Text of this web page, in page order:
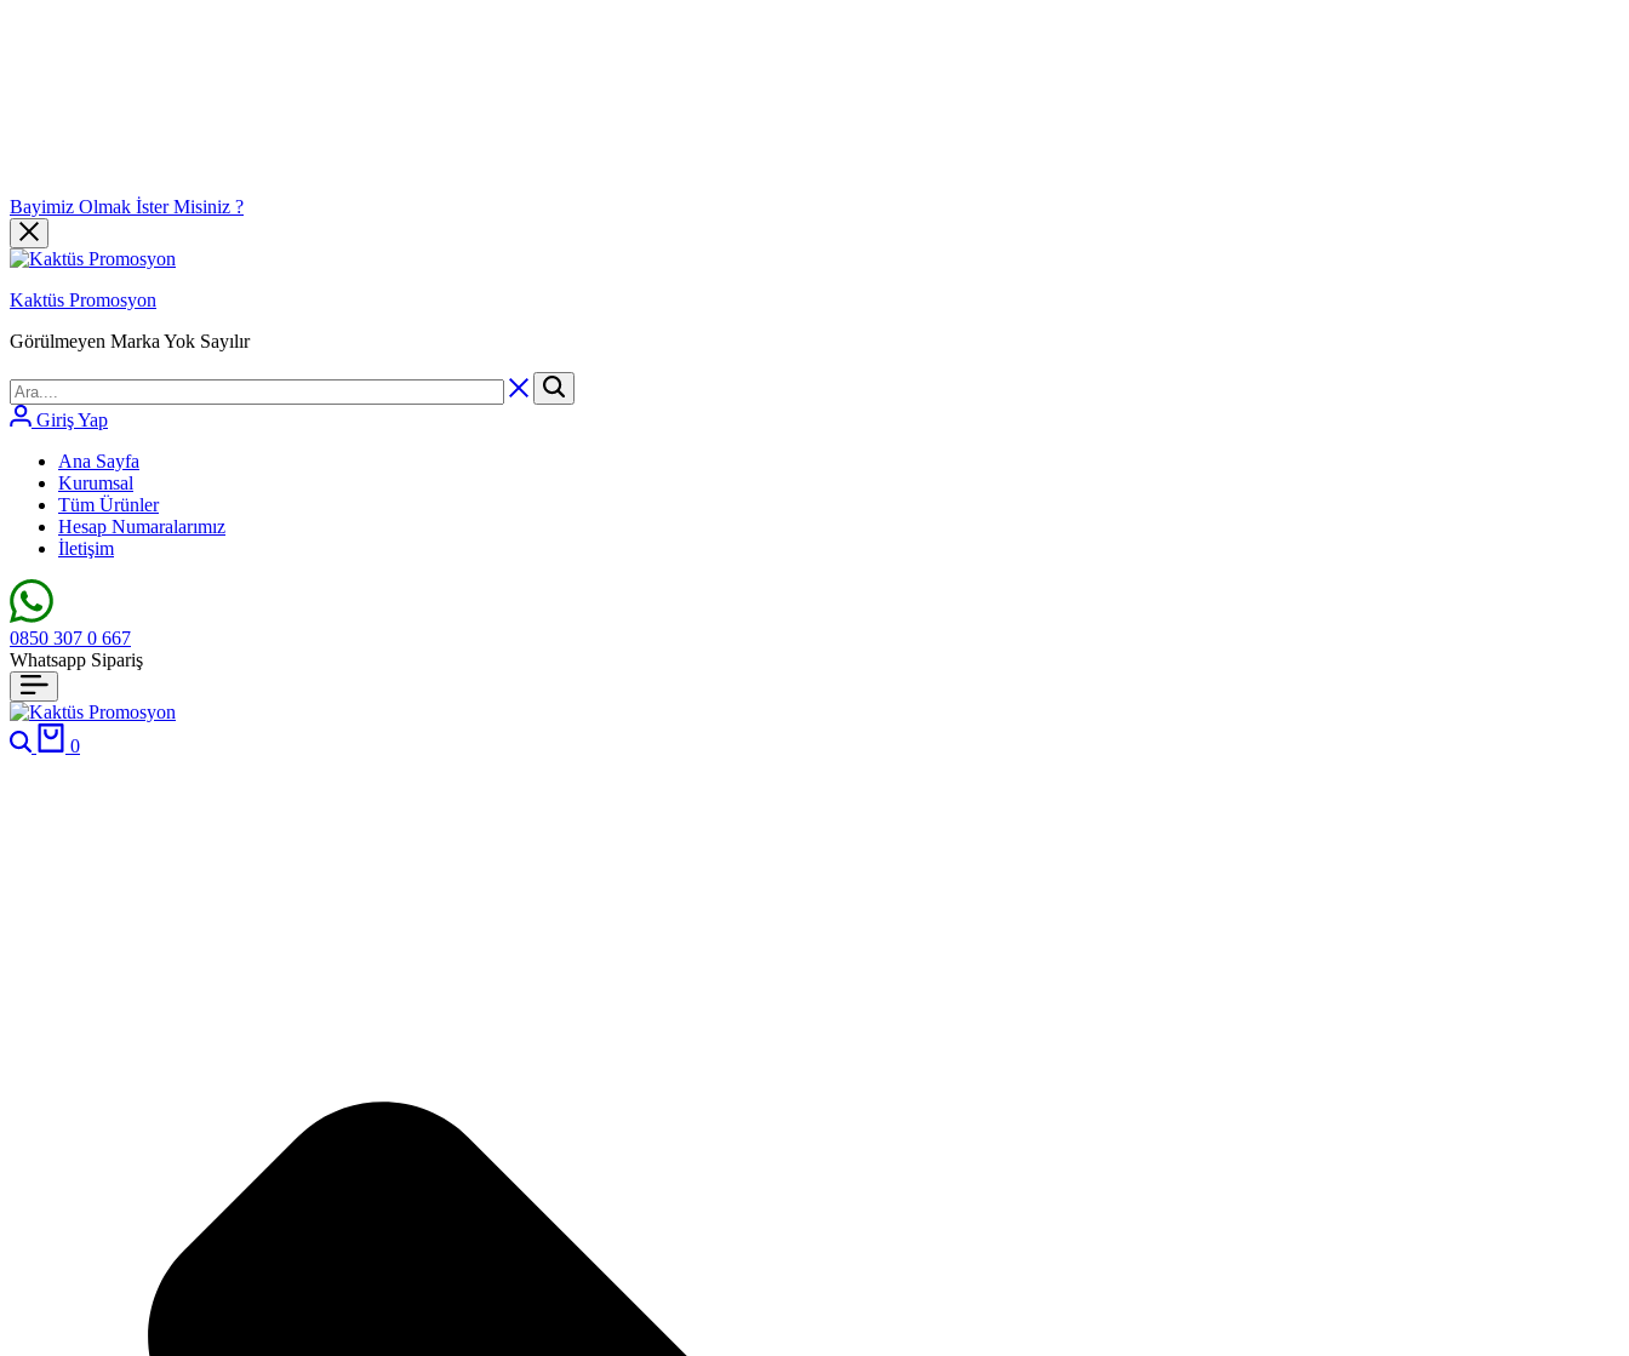
Bayimiz Olmak İster Misiniz ?
Kaktüs Promosyon
Görülmeyen Marka Yok Sayılır
Giriş Yap
Ana Sayfa
Kurumsal
Tüm Ürünler
Hesap Numaralarımız
İletişim
0850 307 0 667
Whatsapp Sipariş
Ara
0